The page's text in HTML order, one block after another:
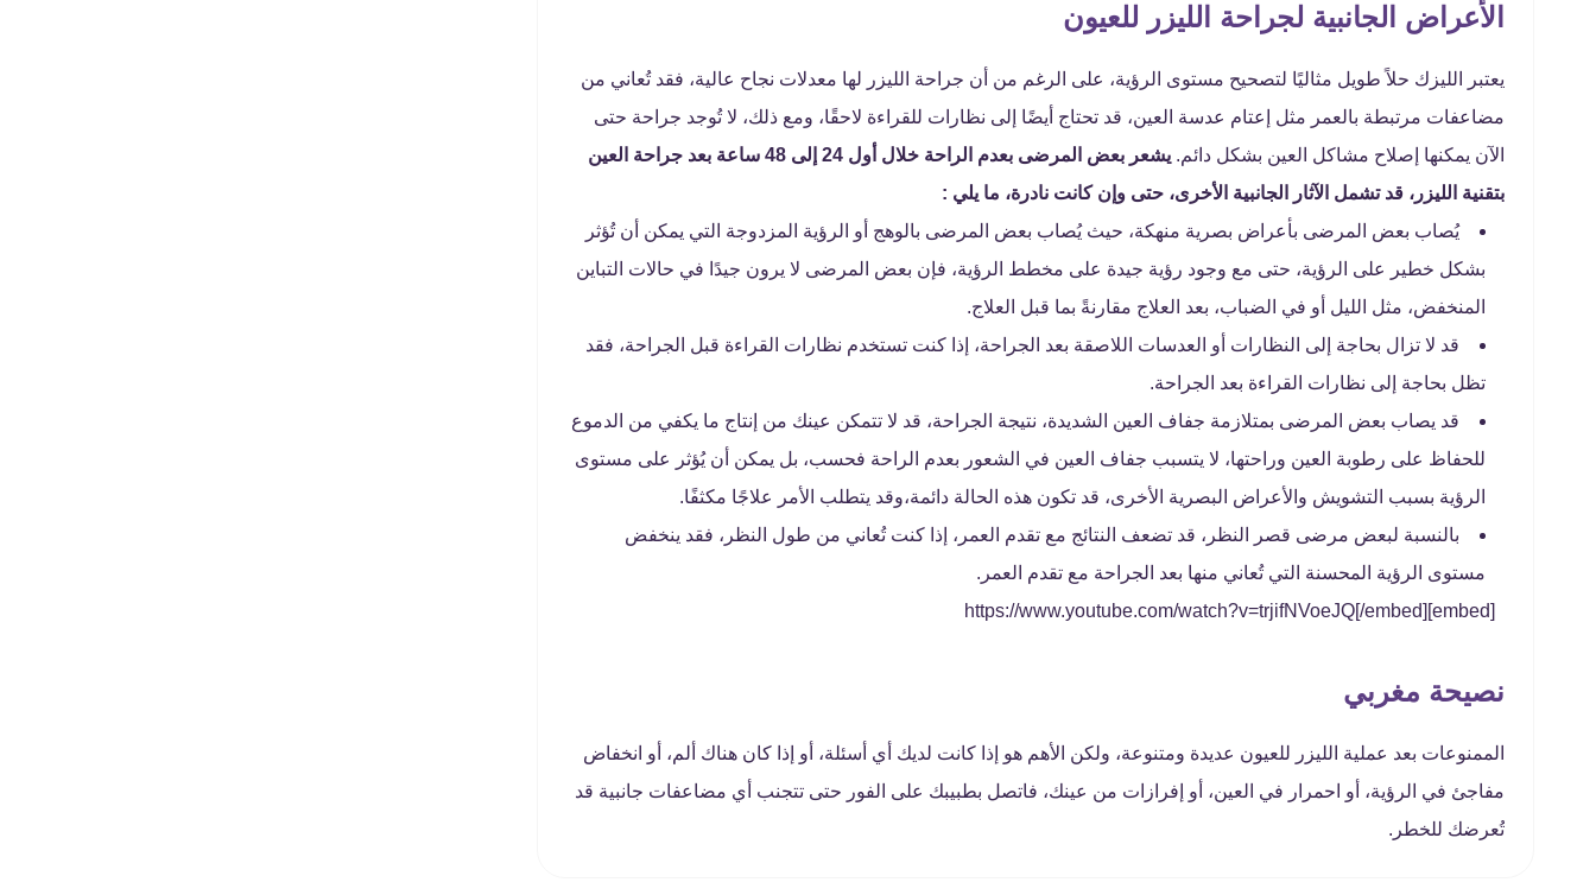
الأعراض الجانبية لجراحة الليزر للعيون
يعتبر الليزك حلاً طويل مثاليًا لتصحيح مستوى الرؤية، على الرغم من أن جراحة الليزر لها معدلات نجاح عالية، فقد تُعاني من
مضاعفات مرتبطة بالعمر مثل إعتام عدسة العين، قد تحتاج أيضًا إلى نظارات للقراءة لاحقًا، ومع ذلك، لا تُوجد جراحة حتى
الآن يمكنها إصلاح مشاكل العين بشكل دائم.
يشعر بعض المرضى بعدم الراحة خلال أول 24 إلى 48 ساعة بعد جراحة العين
بتقنية الليزر، قد تشمل الآثار الجانبية الأخرى، حتى وإن كانت نادرة، ما يلي :
يُصاب بعض المرضى بأعراض بصرية منهكة، حيث يُصاب بعض المرضى بالوهج أو الرؤية المزدوجة التي يمكن أن تُؤثر
بشكل خطير على الرؤية، حتى مع وجود رؤية جيدة على مخطط الرؤية، فإن بعض المرضى لا يرون جيدًا في حالات التباين
المنخفض، مثل الليل أو في الضباب، بعد العلاج مقارنةً بما قبل العلاج.
قد لا تزال بحاجة إلى النظارات أو العدسات اللاصقة بعد الجراحة، إذا كنت تستخدم نظارات القراءة قبل الجراحة، فقد
تظل بحاجة إلى نظارات القراءة بعد الجراحة.
قد يصاب بعض المرضى بمتلازمة جفاف العين الشديدة، نتيجة الجراحة، قد لا تتمكن عينك من إنتاج ما يكفي من الدموع
للحفاظ على رطوبة العين وراحتها، لا يتسبب جفاف العين في الشعور بعدم الراحة فحسب، بل يمكن أن يُؤثر على مستوى
الرؤية بسبب التشويش والأعراض البصرية الأخرى، قد تكون هذه الحالة دائمة،وقد يتطلب الأمر علاجًا مكثفًا.
بالنسبة لبعض مرضى قصر النظر، قد تضعف النتائج مع تقدم العمر، إذا كنت تُعاني من طول النظر، فقد ينخفض ​​
مستوى الرؤية المحسنة التي تُعاني منها بعد الجراحة مع تقدم العمر.
[embed]https://www.youtube.com/watch?v=trjifNVoeJQ[/embed]
نصيحة مغربي
الممنوعات بعد عملية الليزر للعيون عديدة ومتنوعة، ولكن الأهم هو إذا كانت لديك أي أسئلة، أو إذا كان هناك ألم، أو انخفاض
مفاجئ في الرؤية، أو احمرار في العين، أو إفرازات من عينك، فاتصل بطبيبك على الفور حتى تتجنب أي مضاعفات جانبية قد
تُعرضك للخطر.